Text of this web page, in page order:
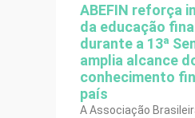
ABEFIN reforça
da educação
durante a 13ª
amplia alcance
conhecimento
país
A Associação